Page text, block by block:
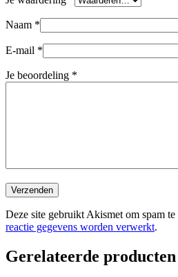
Naam *
E-mail *
Je beoordeling *
Verzenden
Deze site gebruikt Akismet om spam
reactie gegevens worden verwerkt.
Gerelateerde producten